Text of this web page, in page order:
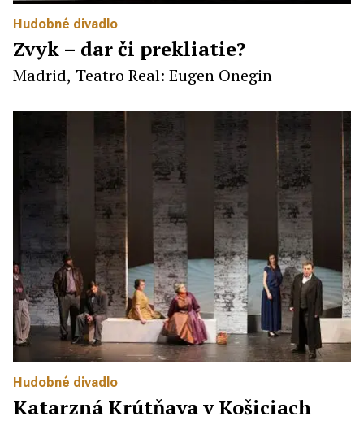
Hudobné divadlo
Zvyk – dar či prekliatie?
Madrid, Teatro Real: Eugen Onegin
Hudobné divadlo
Katarzná Krútňava v Košiciach